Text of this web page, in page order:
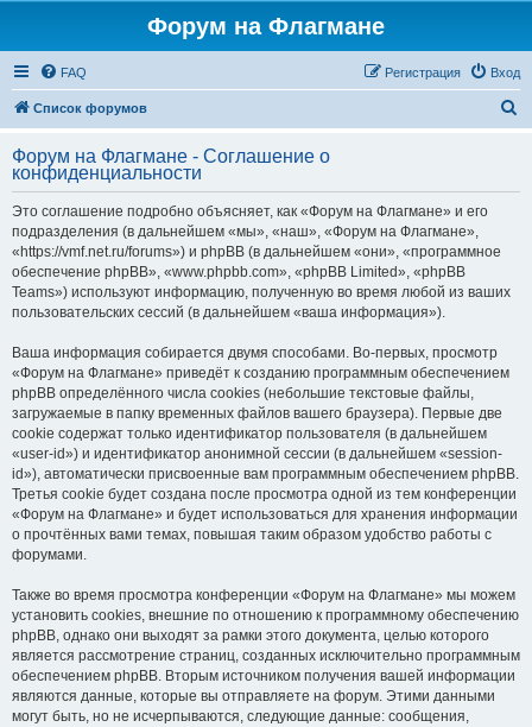
Форум на Флагмане
FAQ Вход
Регистрация
Список форумов
с
Форум на Флагмане - Соглашение о
конфиденциальности
Это соглашение подробно объясняет, как «Форум на Флагмане» и его
подразделения (в дальнейшем «мы», «наш», «Форум на Флагмане»,
«https://vmf.net.ru/forums») и phpBB (в дальнейшем «они», «программное
обеспечение phpBB», «www.phpbb.com», «phpBB Limited», «phpBB
Teams») используют информацию, полученную во время любой из ваших
пользовательских сессий (в дальнейшем «ваша информация»).
Ваша информация собирается двумя способами. Во-первых, просмотр
«Форум на Флагмане» приведёт к созданию программным обеспечением
phpBB определённого числа cookies (небольшие текстовые файлы,
загружаемые в папку временных файлов вашего браузера). Первые две
cookie содержат только идентификатор пользователя (в дальнейшем
«user-id») и идентификатор анонимной сессии (в дальнейшем «session-
id»), автоматически присвоенные вам программным обеспечением phpBB.
Третья cookie будет создана после просмотра одной из тем конференции
«Форум на Флагмане» и будет использоваться для хранения информации
о прочтённых вами темах, повышая таким образом удобство работы с
форумами.
Также во время просмотра конференции «Форум на Флагмане» мы можем
установить cookies, внешние по отношению к программному обеспечению
phpBB, однако они выходят за рамки этого документа, целью которого
является рассмотрение страниц, созданных исключительно программным
обеспечением phpBB. Вторым источником получения вашей информации
являются данные, которые вы отправляете на форум. Этими данными
могут быть, но не исчерпываются, следующие данные: сообщения,